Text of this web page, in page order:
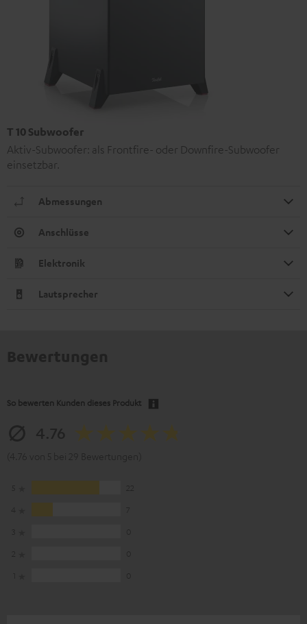
T 10 Subwoofer
Aktiv-Subwoofer: als Frontfire- oder Downfire-Subwoofer
einsetzbar.
Abmessungen
Anschlüsse
Elektronik
Lautsprecher
So bewerten Kunden dieses Produkt